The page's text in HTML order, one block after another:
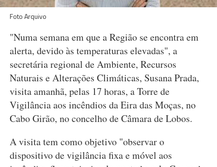
Foto Arquivo
"Numa semana em que a Região se encontra em
alerta, devido às temperaturas elevadas", a
secretária regional de Ambiente, Recursos
Naturais e Alterações Climáticas, Susana Prada,
visita amanhã, pelas 17 horas, a Torre de
Vigilância aos incêndios da Eira das Moças, no
Cabo Girão, no concelho de Câmara de Lobos.
A visita tem como objetivo "observar o
dispositivo de vigilância fixa e móvel aos